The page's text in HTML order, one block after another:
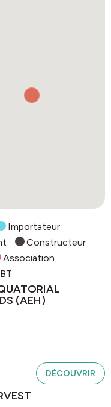
Importateur
Constructeur
Association
(AEH)
DÉCOUVRIR